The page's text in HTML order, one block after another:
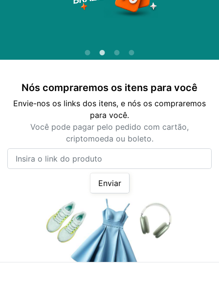
Nós compraremos os itens para você
Envie-nos os links dos itens, e nós os compraremos
para você.
Você pode pagar pelo pedido com cartão,
criptomoeda ou boleto.
Enviar